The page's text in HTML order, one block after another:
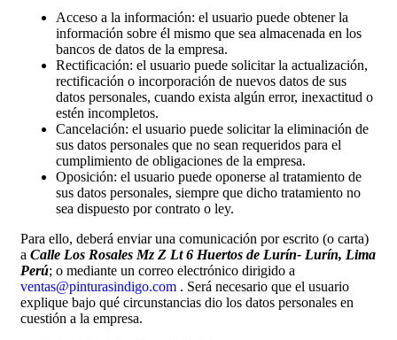
Acceso a la información: el usuario puede obtener la
información sobre él mismo que sea almacenada en los
bancos de datos de la empresa.
Rectificación: el usuario puede solicitar la actualización,
rectificación o incorporación de nuevos datos de sus
datos personales, cuando exista algún error, inexactitud o
estén incompletos.
Cancelación: el usuario puede solicitar la eliminación de
sus datos personales que no sean requeridos para el
cumplimiento de obligaciones de la empresa.
Oposición: el usuario puede oponerse al tratamiento de
sus datos personales, siempre que dicho tratamiento no
sea dispuesto por contrato o ley.
Para ello, deberá enviar una comunicación por escrito (o carta)
a Calle Los Rosales Mz Z Lt 6 Huertos de Lurín- Lurín, Lima
Perú; o mediante un correo electrónico dirigido a
ventas@pinturasindigo.com . Será necesario que el usuario
explique bajo qué circunstancias dio los datos personales en
cuestión a la empresa.